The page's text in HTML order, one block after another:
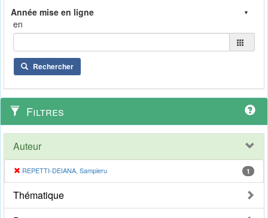
en
Rechercher
Filtres
Auteur
REPETTI-DEIANA, Sampieru 1
Thématique